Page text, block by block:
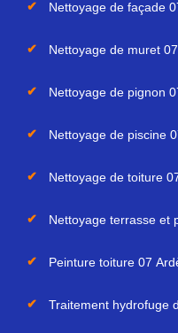
Nettoyage de façade
Nettoyage de muret
Nettoyage de pignon
Nettoyage de piscine
Nettoyage de toiture
Nettoyage terrasse et
Peinture toiture 07
Traitement hydrofuge